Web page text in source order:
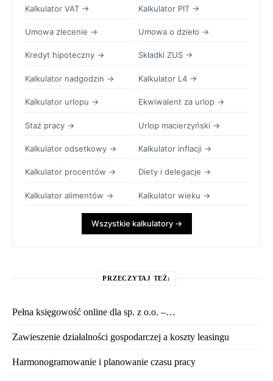
Kalkulator VAT → Kalkulator PIT →
Umowa zlecenie → Umowa o dzieło →
Kredyt hipoteczny → Składki ZUS →
Kalkulator nadgodzin → Kalkulator L4 →
Kalkulator urlopu → Ekwiwalent za urlop →
Staż pracy → Urlop macierzyński →
Kalkulator odsetkowy → Kalkulator inflacji →
Kalkulator procentów → Diety i delegacje →
Kalkulator alimentów → Kalkulator wieku →
Wszystkie kalkulatory →
PRZECZYTAJ TEŻ:
Pełna księgowość online dla sp. z o.o. –…
Zawieszenie działalności gospodarczej a koszty leasingu
Harmonogramowanie i planowanie czasu pracy